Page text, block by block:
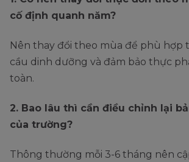
cố định quanh năm?
Nên thay đổi theo mùa để phù hợp
cầu dinh dưỡng và đảm bảo thực
toàn.
2. Bao lâu thì cần điều chỉnh lại
của trường?
Thông thường mỗi 3-6 tháng nên